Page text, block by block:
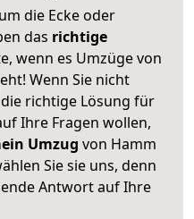
die Ecke oder
das richtige
wenn es Umzüge von
Wenn Sie nicht
richtige Lösung für
Ihre Fragen wollen,
Umzug von Hamm
Sie sie uns, denn
Antwort auf Ihre